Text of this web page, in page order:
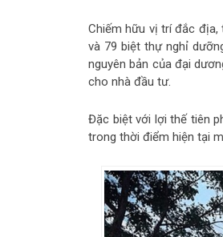
Chiếm hữu vị trí đắc địa,
và 79 biệt thự nghỉ
nguyên bản của đại
cho nhà đầu tư.
Đặc biệt với lợi thế tiên
trong thời điểm hiện tại